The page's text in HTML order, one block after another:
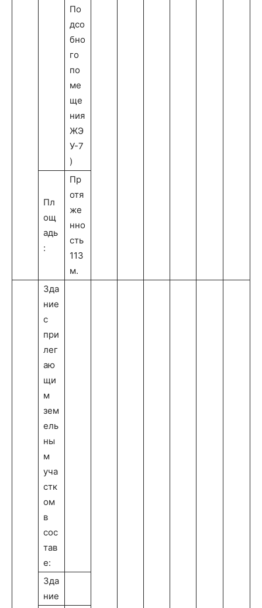
По
дсо
бно
го
по
ме
ще
ния
ЖЭ
У-7
)
Пл
ощ
адь
:
Пр
отя
же
нно
сть
113
м.
Зда
ние
с
при
лег
аю
щи
м
зем
ель
ны
м
уча
стк
ом
в
сос
тав
е:
Зда
ние